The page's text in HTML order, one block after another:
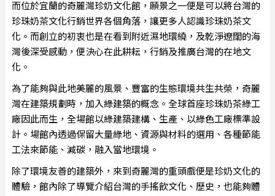
而位於宜蘭的奇麗灣珍奶文化館，願景之一便是可以將台灣的
珍珠奶茶文化行銷世界各個角落，讓更多人認識珍珠奶茶文
化。而創立的初衷也是在看到附近濕地環繞，及乾淨遼闊的海
灣後深受感動，便決心在此耕耘，行銷及推廣台灣的在地文
化。
為了能夠與此地美麗的風景、豐富的生態環境共生共榮，奇麗
灣在建築規劃時，加入綠建築的概念。全球首座珍珠奶茶綠工
廠因此而生，全場館以綠建築建構、生產、以綠色工廠標準設
計。場館內透過保留大量綠地、資源與材料的選用、各種節能
工法來節能、減碳，融入當地環境。
除了環境友善的建築外，來到奇麗灣的重頭戲便是珍奶文化的
體驗，館內除了導覽介紹台灣的手搖飲文化、歷史，也能夠體